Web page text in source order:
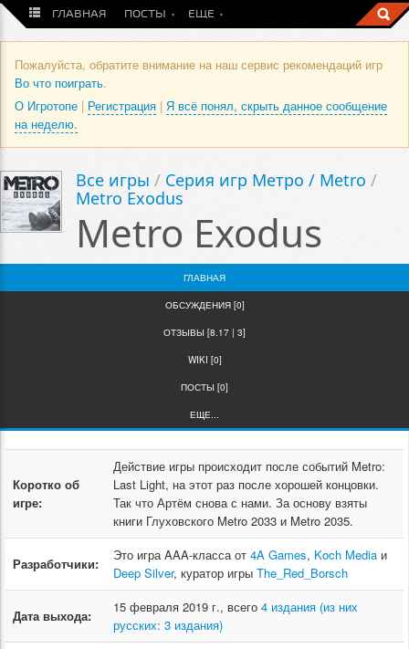
ГЛАВНАЯ ПОСТЫ ЕЩЕ
Пожалуйста, обратите внимание на наш сервис рекомендаций игр
Во что поиграть.
О Игротопе | Регистрация | Я всё понял, скрыть данное сообщение
на неделю.
Все игры / Серия игр Метро / Metro /
Metro Exodus
Metro Exodus
ГЛАВНАЯ
ОБСУЖДЕНИЯ [0]
ОТЗЫВЫ [8.17 | 3]
WIKI [0]
ПОСТЫ [0]
ЕЩЕ...
Коротко об
игре:
Действие игры происходит после событий Metro:
Last Light, на этот раз после хорошей концовки.
Так что Артём снова с нами. За основу взяты
книги Глуховского Metro 2033 и Metro 2035.
Разработчики:
Это игра AAA-класса от 4A Games, Koch Media и
Deep Silver, куратор игры The_Red_Borsch
Дата выхода:
15 февраля 2019 г., всего 4 издания (из них
русских: 3 издания)